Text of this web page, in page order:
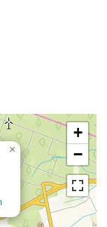
×
+
−